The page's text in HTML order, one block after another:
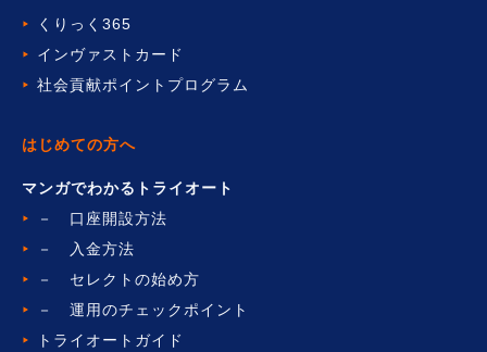
くりっく365
インヴァストカード
社会貢献ポイントプログラム
はじめての方へ
マンガでわかるトライオート
－ 口座開設方法
－ 入金方法
－ セレクトの始め方
－ 運用のチェックポイント
トライオートガイド